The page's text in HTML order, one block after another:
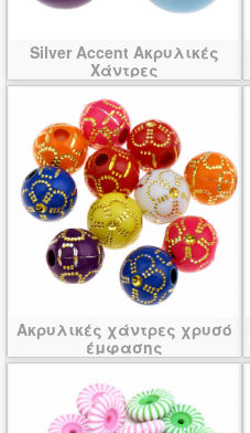
Silver Accent Ακρυλικές
Χάντρες
Ακρυλικές χάντρες χρυσό
έμφασης